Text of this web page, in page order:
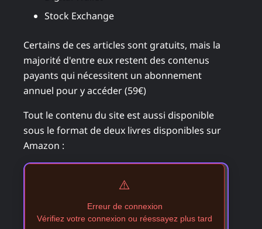
Stock Exchange
Certains de ces articles sont gratuits, mais la
majorité d'entre eux restent des contenus
payants qui nécessitent un abonnement
annuel pour y accéder (59€)
Tout le contenu du site est aussi disponible
sous le format de deux livres disponibles sur
Amazon :
⚠️
Erreur de connexion
Vérifiez votre connexion ou réessayez plus tard